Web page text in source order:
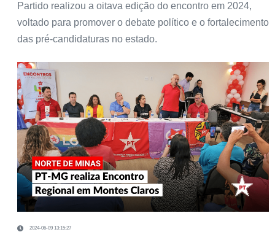
Partido realizou a oitava edição do encontro em 2024,
voltado para promover o debate político e o fortalecimento
das pré-candidaturas no estado.
2024-06-09 13:15:27